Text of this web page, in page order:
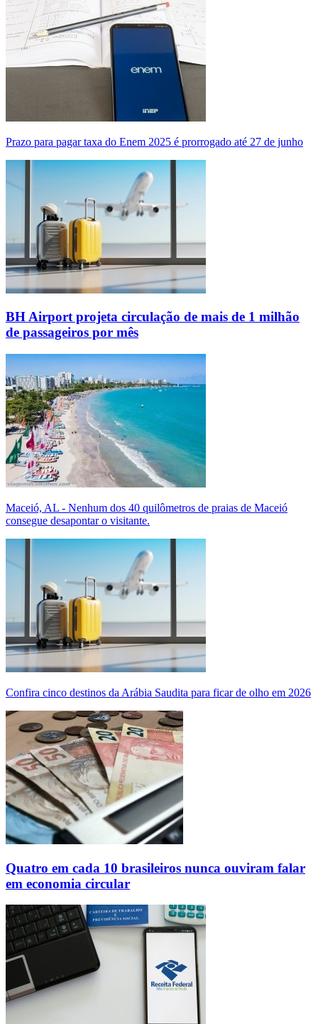
Prazo para pagar taxa do Enem 2025 é prorrogado até 27 de junho
BH Airport projeta circulação de mais de 1 milhão
de passageiros por mês
Maceió, AL - Nenhum dos 40 quilômetros de praias de Maceió
consegue desapontar o visitante.
Confira cinco destinos da Arábia Saudita para ficar de olho em 2026
Quatro em cada 10 brasileiros nunca ouviram falar
em economia circular